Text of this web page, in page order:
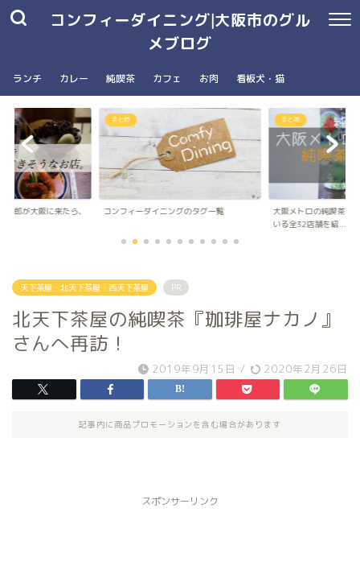
コンフィーダイニング|大阪市のグル
メブログ
ランチ カレー 純喫茶 カフェ お肉 看板犬・猫
グのタグ一覧
まとめ
大阪メトロの純喫茶パンフレットに載って
南森町駅・大阪天満宮駅
台湾朝食専門店wanna
ナ）のメニュ...
天下茶屋・北天下茶屋・西天下茶屋 PR
北天下茶屋の純喫茶『珈琲屋ナカノ』
さんへ再訪！
2019年9月15日 / 2020年2月26日
記事内に商品プロモーションを含む場合があります
スポンサーリンク